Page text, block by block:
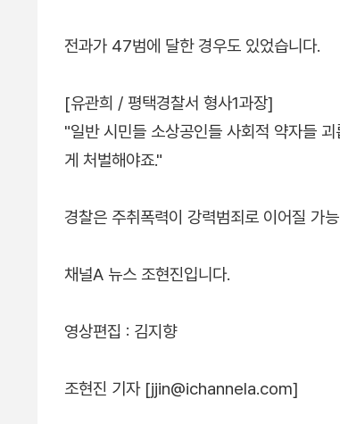
전과가 47범에 달한 경우도 있었습니다.
[유관희 / 평택경찰서 형사1과장]
"일반 시민들 소상공인들 사회적 약자들
게 처벌해야죠."
경찰은 주취폭력이 강력범죄로 이어질 가
채널A 뉴스 조현진입니다.
영상편집 : 김지향
조현진 기자 [jjin@ichannela.com]